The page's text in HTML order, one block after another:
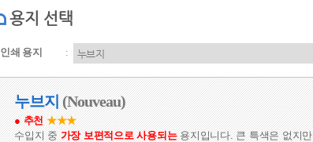
용지 선택
인쇄 용지
누브지 (Nouveau)
● 추천 ★★★
수입지 중 가장 보편적으로 사용되는 용지입니다. 큰 특색은 없지만